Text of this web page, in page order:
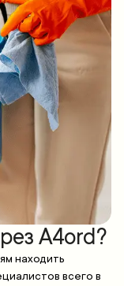
A4ord?
находить
всего в